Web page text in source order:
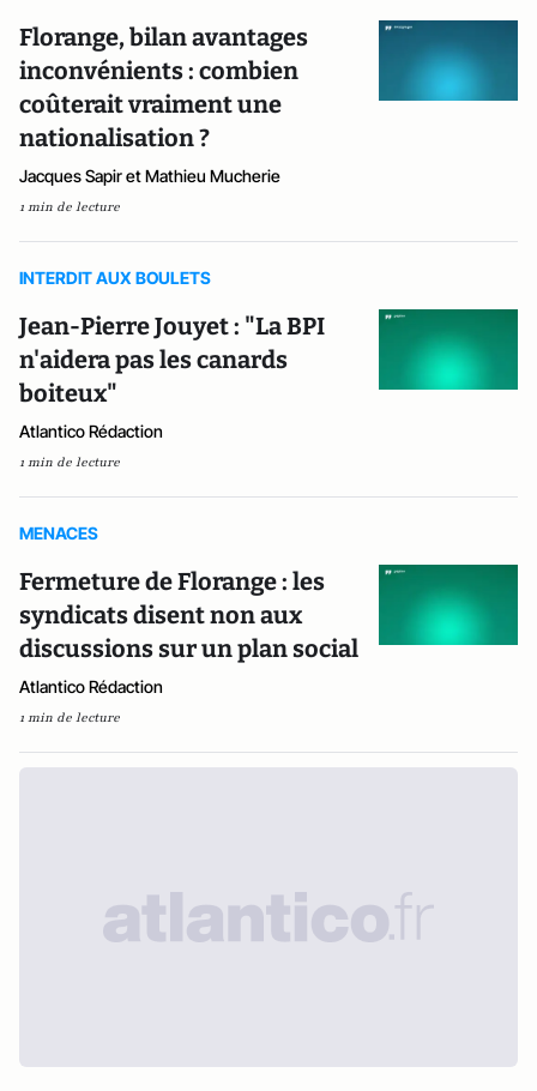
Florange, bilan avantages
inconvénients : combien
coûterait vraiment une
nationalisation ?
Jacques Sapir et Mathieu Mucherie
1 min de lecture
INTERDIT AUX BOULETS
Jean-Pierre Jouyet : "La BPI
n'aidera pas les canards
boiteux"
Atlantico Rédaction
1 min de lecture
MENACES
Fermeture de Florange : les
syndicats disent non aux
discussions sur un plan social
Atlantico Rédaction
1 min de lecture